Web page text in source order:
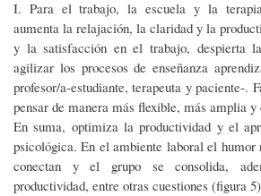
I. Para el trabajo, la escuela y la
aumenta la relajación, la claridad y la
y la satisfacción en el trabajo, despierta
agilizar los procesos de enseñanza
profesor/a-estudiante, terapeuta y paciente-.
pensar de manera más flexible, más amplia
En suma, optimiza la productividad y el
psicológica. En el ambiente laboral el humor
conectan y el grupo se consolida,
productividad, entre otras cuestiones (figura